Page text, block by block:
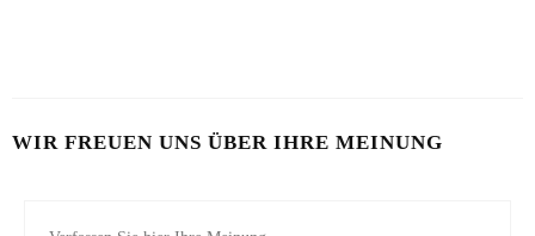
WIR FREUEN UNS ÜBER IHRE MEINUNG